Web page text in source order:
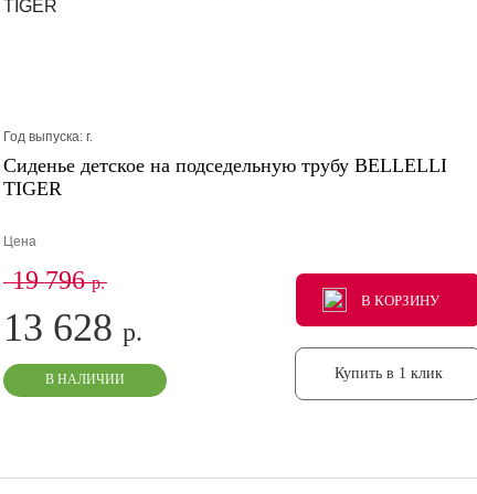
Год выпуска: г.
Сиденье детское на подседельную трубу BELLELLI
TIGER
Цена
19 796р.
13 628 р.
В НАЛИЧИИ
В КОРЗИНУ
В КОРЗИНУ
В КОРЗИНУ
Купить в 1 клик